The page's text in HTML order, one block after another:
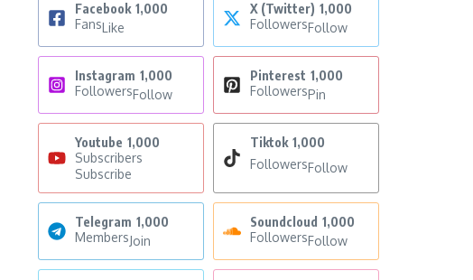
Facebook 1,000
FansLike
X (Twitter) 1,000
FollowersFollow
Instagram 1,000
FollowersFollow
Pinterest 1,000
FollowersPin
Youtube 1,000
Subscribers
Subscribe
Tiktok 1,000
FollowersFollow
Telegram 1,000
MembersJoin
Soundcloud 1,000
FollowersFollow